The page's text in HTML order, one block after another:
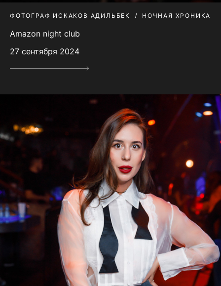
ФОТОГРАФ ИСКАКОВ АДИЛЬБЕК НОЧНАЯ ХРОНИКА
Amazon night club
27 сентября 2024